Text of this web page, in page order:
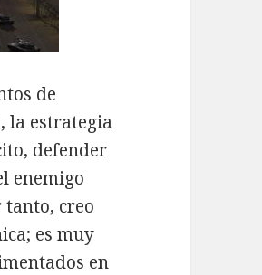
de
la estrategia
defender
enemigo
tanto, creo
es muy
en